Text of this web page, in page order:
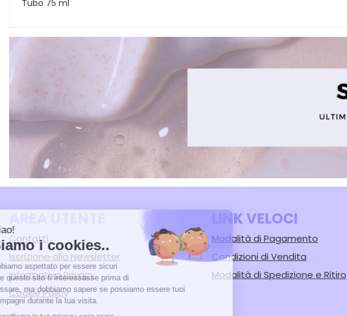
Tubo 75 ml
Contatti
Iscrizione alla Newsletter
Informativa Privacy
Cookie Policy
LINK VELOCI
Modalità di Pagamento
Condizioni di Vendita
Modalità di Spedizione e Ritiro